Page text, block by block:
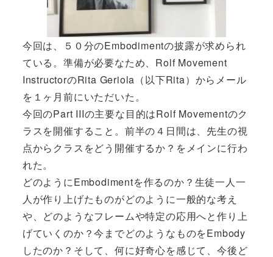
今回は、５０分のEmbodimentの披露が求められ
ている。準備が必要なため、Rolf Movement
InstructorのRita Geriola（以下Rita）からメール
を１ヶ月前にいただいた。
今回のPart IIIの主要な目的はRolf Movementのク
ラスを開催すること。前半の４日間は、先生の視
点からクラスをどう開催するか？をメインに行わ
れた。
どのようにEmbodimentを作るのか？生徒一人一
人が作り上げたものがどのように一般的な考え
や、どのようなフレームや特定の応用へと作り上
げていくのか？今までどのようなものをEmbody
したのか？そして、何に好奇心を感じて、今後ど